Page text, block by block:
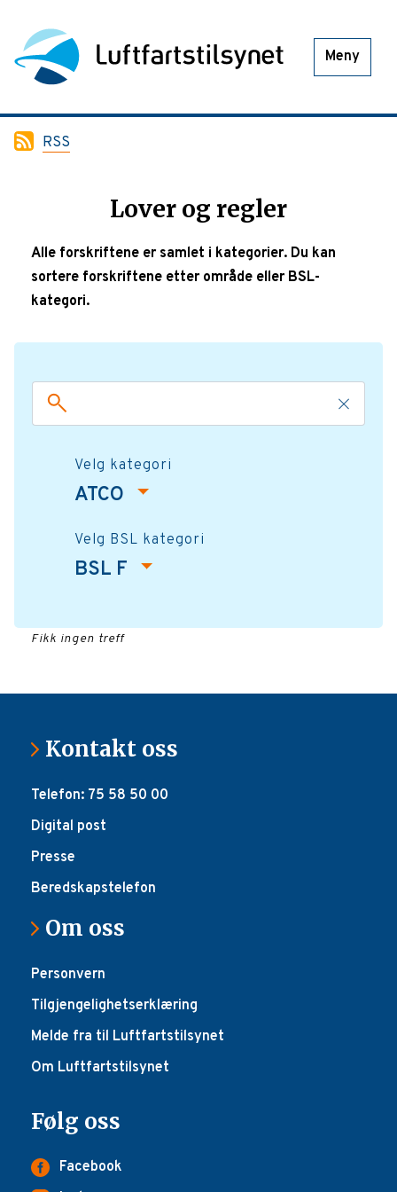
Meny
RSS
Lover og regler
Alle forskriftene er samlet i kategorier. Du kan
sortere forskriftene etter område eller BSL-
kategori.
Velg kategori
ATCO
Velg BSL kategori
BSL F
Fikk ingen treff
Kontakt oss
Telefon: 75 58 50 00
Digital post
Presse
Beredskapstelefon
Om oss
Personvern
Tilgjengelighetserklæring
Melde fra til Luftfartstilsynet
Om Luftfartstilsynet
Følg oss
Facebook